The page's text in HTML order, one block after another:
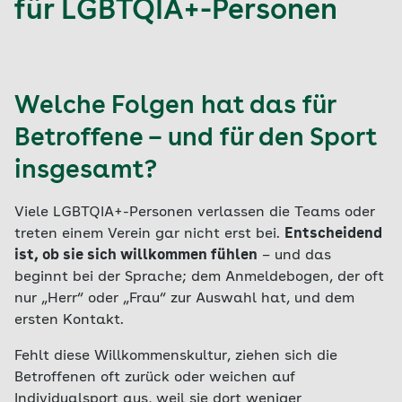
für LGBTQIA+-Personen
Welche Folgen hat das für
Betroffene – und für den Sport
insgesamt?
Viele LGBTQIA+-Personen verlassen die Teams oder
treten einem Verein gar nicht erst bei. Entscheidend
ist, ob sie sich willkommen fühlen – und das
beginnt bei der Sprache; dem Anmeldebogen, der oft
nur „Herr“ oder „Frau“ zur Auswahl hat, und dem
ersten Kontakt.
Fehlt diese Willkommenskultur, ziehen sich die
Betroffenen oft zurück oder weichen auf